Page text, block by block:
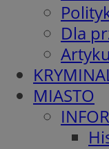
Dla
MIASTO